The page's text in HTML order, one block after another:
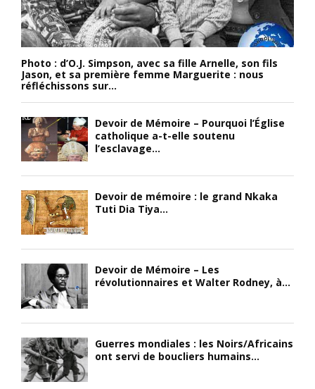
Photo : d’O.J. Simpson, avec sa fille Arnelle, son fils
Jason, et sa première femme Marguerite : nous
réfléchissons sur...
Devoir de Mémoire – Pourquoi l’Église
catholique a-t-elle soutenu
l’esclavage...
Devoir de mémoire : le grand Nkaka
Tuti Dia Tiya...
Devoir de Mémoire – Les
révolutionnaires et Walter Rodney, à...
Guerres mondiales : les Noirs/Africains
ont servi de boucliers humains...